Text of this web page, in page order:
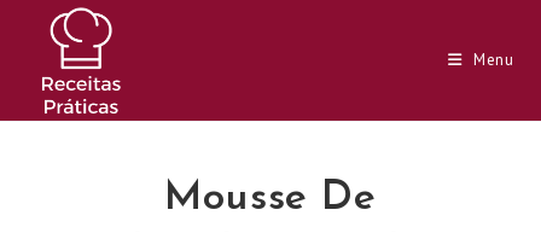
conteúdo
Menu
Mousse De